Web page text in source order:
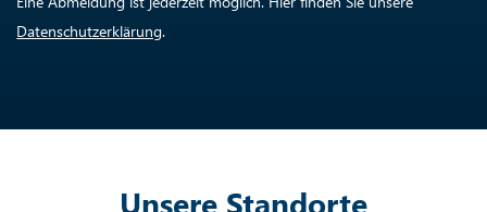
Datenschutzerklärung.
Unsere Standorte